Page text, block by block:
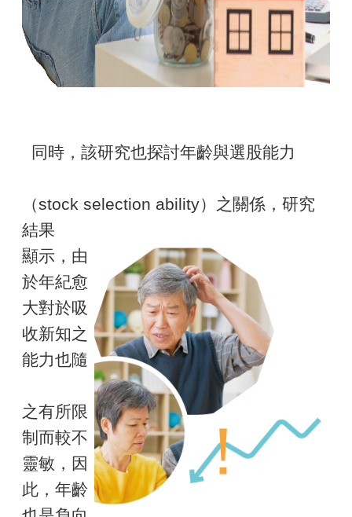
同時，該研究也探討年齡與選股能力
（stock selection ability）之關係，研究
結果
顯示，由
於年紀愈
大對於吸
收新知之
能力也隨
之有所限
制而較不
靈敏，因
此，年齡